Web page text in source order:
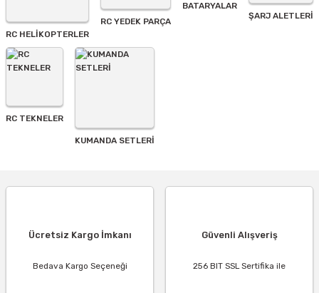
Gönder
RC HELİKOPTERLER
RC YEDEK PARÇA
BATARYALAR
ŞARJ ALETLERI
RC TEKNELER
KUMANDA SETLERİ
Ücretsiz Kargo İmkanı
Bedava Kargo Seçeneği
Güvenli Alışveriş
256 BIT SSL Sertifika ile